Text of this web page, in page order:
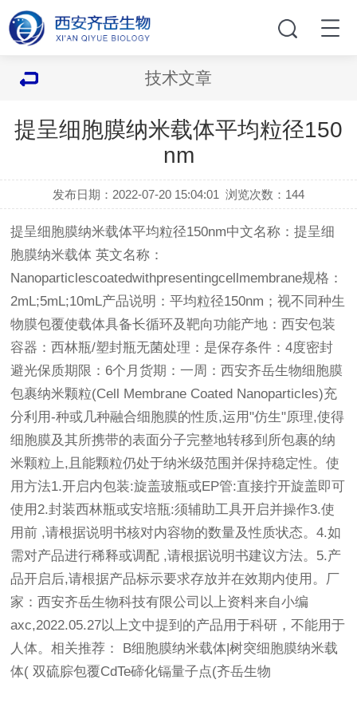
技术文章
提呈细胞膜纳米载体平均粒径150
nm
发布日期：2022-07-20 15:04:01 浏览次数： 144
提呈细胞膜纳米载体平均粒径150nm中文名称：提呈细
胞膜纳米载体 英文名称：
Nanoparticlescoatedwithpresentingcellmembrane规格：
2mL;5mL;10mL产品说明：平均粒径150nm；视不同种生
物膜包覆使载体具备长循环及靶向功能产地：西安包装
容器：西林瓶/塑封瓶无菌处理：是保存条件：4度密封
避光保质期限：6个月货期：一周：西安齐岳生物细胞膜
包裹纳米颗粒(Cell Membrane Coated Nanoparticles)充
分利用-种或几种融合细胞膜的性质,运用"仿生"原理,使得
细胞膜及其所携带的表面分子完整地转移到所包裹的纳
米颗粒上,且能颗粒仍处于纳米级范围并保持稳定性。使
用方法1.开启内包装:旋盖玻瓶或EP管:直接拧开旋盖即可
使用2.封装西林瓶或安培瓶:须辅助工具开启并操作3.使
用前 ,请根据说明书核对内容物的数量及性质状态。4.如
需对产品进行稀释或调配 ,请根据说明书建议方法。5.产
品开启后,请根据产品标示要求存放并在效期内使用。厂
家：西安齐岳生物科技有限公司以上资料来自小编
axc,2022.05.27以上文中提到的产品用于科研，不能用于
人体。相关推荐： B细胞膜纳米载体|树突细胞膜纳米载
体( 双硫腙包覆CdTe碲化镉量子点(齐岳生物